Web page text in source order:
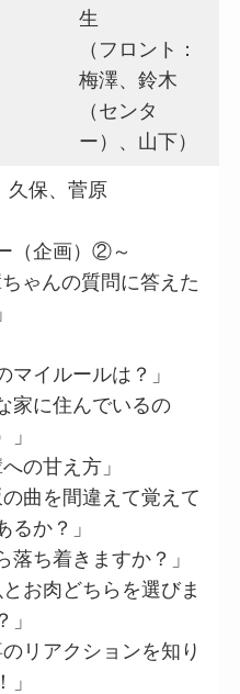
生
（フロント：
梅澤、鈴木
（センタ
ー）、山下）
保、菅原
（企画）②～
ゃんの質問に答えた
マイルールは？」
家に住んでいるの
」
の甘え方」
曲を間違えて覚えて
るか？」
落ち着きますか？」
お肉どちらを選びま
」
リアクションを知り
」